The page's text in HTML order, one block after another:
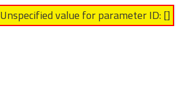
Unspecified value for parameter ID: []